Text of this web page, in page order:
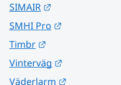
SIMAIR
SMHI Pro
Timbr
Vinterväg
Väderlarm